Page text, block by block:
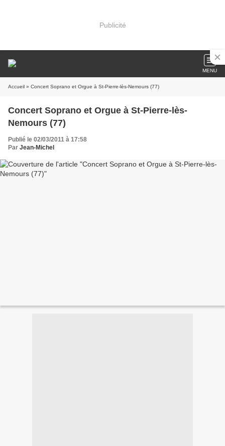
Publicité
MENU
Accueil » Concert Soprano et Orgue à St-Pierre-lès-Nemours (77)
Concert Soprano et Orgue à St-Pierre-lès-
Nemours (77)
Publié le 02/03/2011 à 17:58
Par Jean-Michel